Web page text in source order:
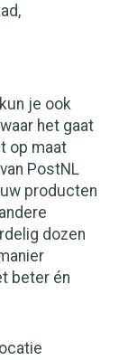
je ook
het gaat
op maat
PostNL
producten
dozen
beter én